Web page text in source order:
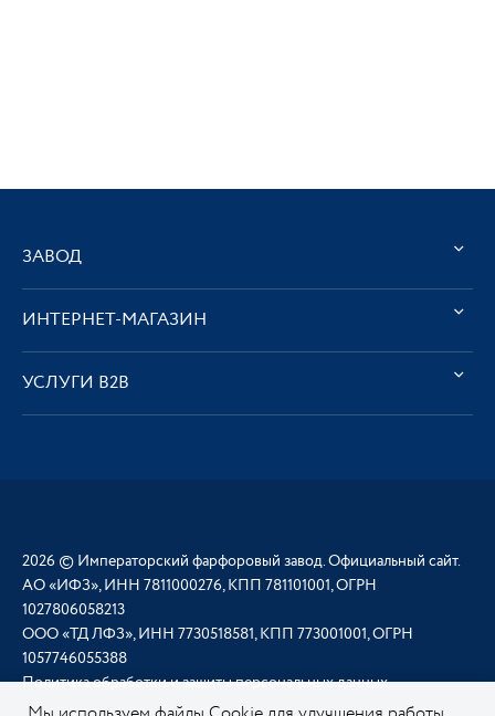
ЗАВОД
ИНТЕРНЕТ-МАГАЗИН
УСЛУГИ В2В
2026 © Императорский фарфоровый завод. Официальный сайт.
АО «ИФЗ», ИНН 7811000276, КПП 781101001, ОГРН
1027806058213
ООО «ТД ЛФЗ», ИНН 7730518581, КПП 773001001, ОГРН
1057746055388
Политика обработки и защиты персональных данных